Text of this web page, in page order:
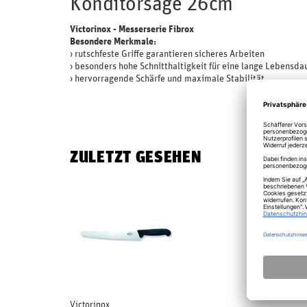
Konditorsäge 26cm
Victorinox - Messerserie Fibrox
Besondere Merkmale:
› rutschfeste Griffe garantieren sicheres Arbeiten
› besonders hohe Schnitthaltigkeit für eine lange
› hervorragende Schärfe und maximale Stabilität
ZULETZT GESEHEN
Victorinox